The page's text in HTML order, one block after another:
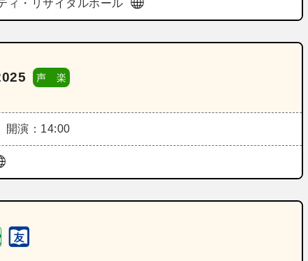
ィ・リサイタルホール
声 楽
開演：14:00